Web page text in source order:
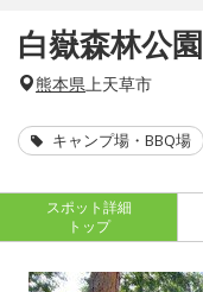
白嶽森林公
熊本県上天草市
キャンプ場・BBQ場
スポット詳細
トップ